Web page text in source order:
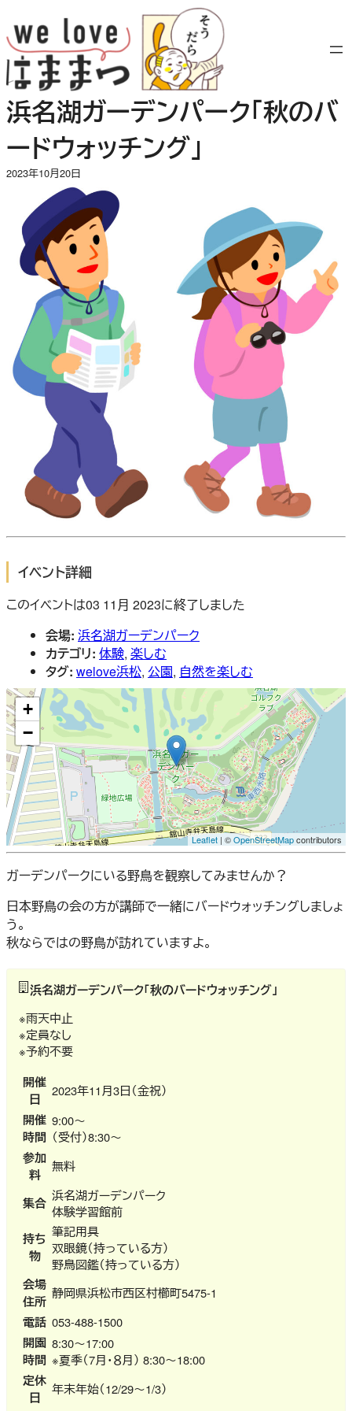
容
を
ス
キ
ッ
プ
浜名湖ガーデンパーク「秋のバ
ードウォッチング」
2023年10月20日
イベント詳細
このイベントは03 11月 2023に終了しました
会場: 浜名湖ガーデンパーク
カテゴリ: 体験, 楽しむ
タグ: welove浜松, 公園, 自然を楽しむ
+
−
Leaflet | ©OpenStreetMapcontributors
ガーデンパークにいる野鳥を観察してみませんか？
日本野鳥の会の方が講師で一緒にバードウォッチングしましょ
う。
秋ならではの野鳥が訪れていますよ。
浜名湖ガーデンパーク「秋のバードウォッチング」
※雨天中止
※定員なし
※予約不要
開催
日
2023年11月3日（金祝）
開催
時間
9:00～
（受付）8:30～
参加
料
無料
集合 浜名湖ガーデンパーク
体験学習館前
持ち
物
筆記用具
双眼鏡（持っている方）
野鳥図鑑（持っている方）
会場
住所
静岡県浜松市西区村櫛町5475-1
電話 053-488-1500
開園
時間
8:30～17:00
※夏季（7月・８月） 8:30～18:00
定休
日
年末年始（12/29～1/3）